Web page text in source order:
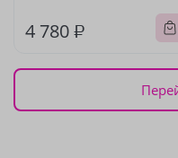
4 780 ₽